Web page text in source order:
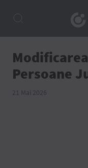
Persoane
21 Mai 2026